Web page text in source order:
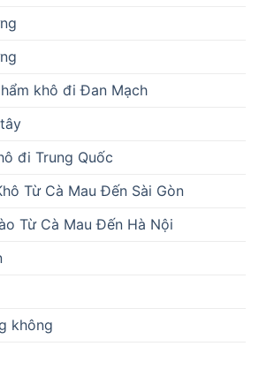
khô đi Đan Mạch
đi Trung Quốc
Từ Cà Mau Đến Sài Gòn
Từ Cà Mau Đến Hà Nội
không